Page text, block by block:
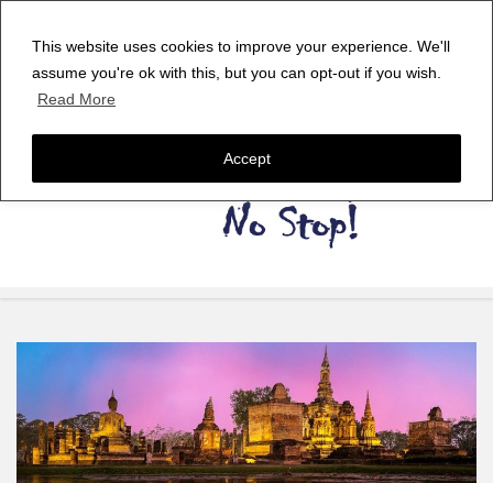
This website uses cookies to improve your experience. We'll
assume you're ok with this, but you can opt-out if you wish.
Read More
Accept